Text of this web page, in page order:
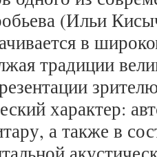
(Ильи
в
традиции
характер:
а также в